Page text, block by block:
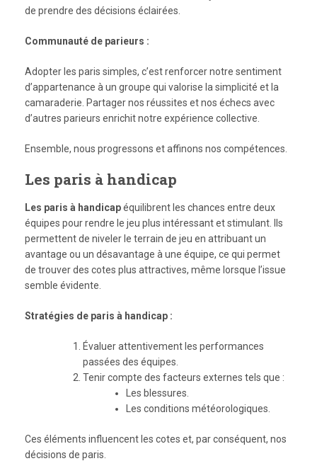
de prendre des décisions éclairées.
Communauté de parieurs :
Adopter les paris simples, c’est renforcer notre sentiment
d’appartenance à un groupe qui valorise la simplicité et la
camaraderie. Partager nos réussites et nos échecs avec
d’autres parieurs enrichit notre expérience collective.
Ensemble, nous progressons et affinons nos compétences.
Les paris à handicap
Les paris à handicapéquilibrent les chances entre deux
équipes pour rendre le jeu plus intéressant et stimulant. Ils
permettent de niveler le terrain de jeu en attribuant un
avantage ou un désavantage à une équipe, ce qui permet
de trouver des cotes plus attractives, même lorsque l’issue
semble évidente.
Stratégies de paris à handicap :
Évaluer attentivement les performances
passées des équipes.
Tenir compte des facteurs externes tels que :
Les blessures.
Les conditions météorologiques.
Ces éléments influencent les cotes et, par conséquent, nos
décisions de paris.